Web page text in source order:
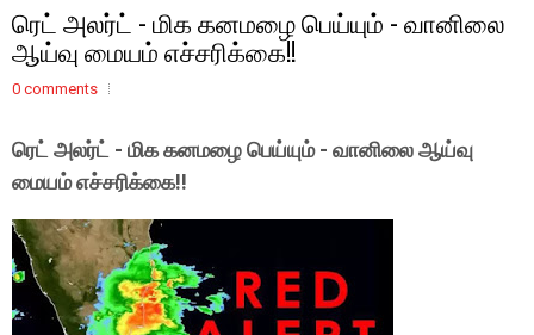
ரெட் அலர்ட் - மிக கனமழை பெய்யும் - வானிலை
ஆய்வு மையம் எச்சரிக்கை!!
0 comments
ரெட் அலர்ட் - மிக கனமழை பெய்யும் - வானிலை ஆய்வு
மையம் எச்சரிக்கை!!